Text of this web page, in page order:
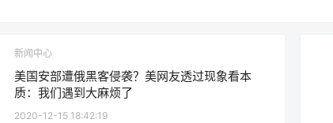
新闻中心
美国安部遭俄黑客侵袭？美网友透过现象看本
质：我们遇到大麻烦了
2020-12-15 18:42:19